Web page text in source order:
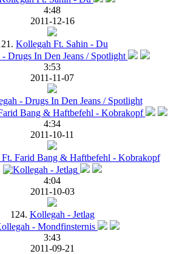
4:48
2011-12-16
Kollegah Ft. Sahin - Du
3:53
2011-11-07
- Drugs In Den Jeans / Spotlight
4:34
2011-10-11
Farid Bang & Haftbefehl - Kobrakopf
4:04
2011-10-03
124. Kollegah - Jetlag
3:43
2011-09-21